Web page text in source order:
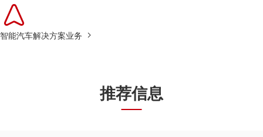
智能汽车解决方案业务
推荐信息